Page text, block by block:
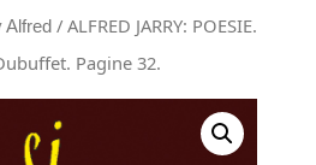
Alfred / ALFRED JARRY: POESIE.
Pagine 32.